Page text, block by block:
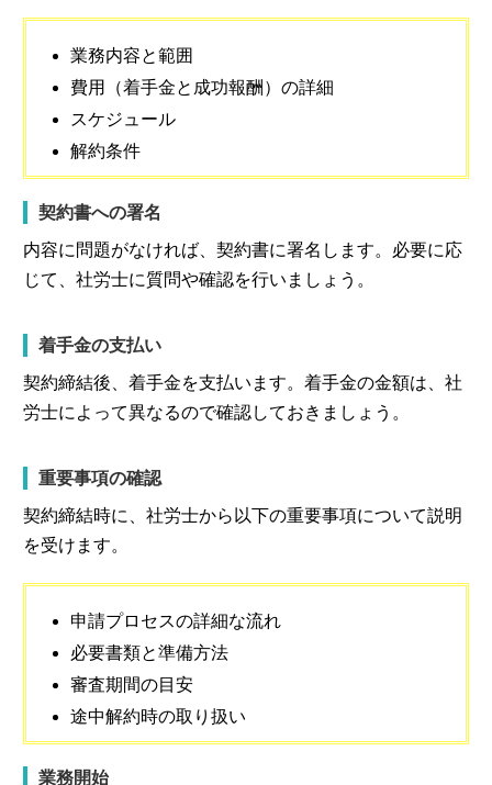
業務内容と範囲
費用（着手金と成功報酬）の詳細
スケジュール
解約条件
契約書への署名
内容に問題がなければ、契約書に署名します。必要に応
じて、社労士に質問や確認を行いましょう。
着手金の支払い
契約締結後、着手金を支払います。着手金の金額は、社
労士によって異なるので確認しておきましょう。
重要事項の確認
契約締結時に、社労士から以下の重要事項について説明
を受けます。
申請プロセスの詳細な流れ
必要書類と準備方法
審査期間の目安
途中解約時の取り扱い
業務開始